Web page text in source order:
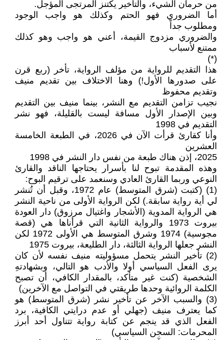
من حرمان الشيء، والتأخير يكتنز المرتجى المؤجل.
أما الضروري فهو الحتم وكذلك هو واجب الوجود
ومطلوب جداً
والضروري مزدوج القيمة، أعني هو واجب وهو كذلك
ممتنع لأسباب
(*)
هذا التقديم للرواية من مؤلف الرواية، تأخر (ربع قرن
على صدورها الأول!) وهنا الاختلاف بين تقديم منيف
وتقديم محفوظ
نجيب تزامن التقديم مع النشر، بينما منيف بين التقديم
وبين الإصدار الأول مسافة ليست بالقليلة، فهو نشر
التقديم في 1998
وأنا كقارئ قرأت الآن في 2026، في الطبعة الخامسة
العشرين
2025، إذن هناك طبعة من نفس دار النشر في 1998
وهذه المقدمة تبوح لنا بأسرار يحتاجها الناقد والقارئ
النوعي وربما القارئ العادي وسنعمد على ترقيم البوح:
(1) (كتبت (شرق المتوسط) عام 1972، وقبل أن تُنشر
لي أية رواية سابقة.) لكن الرواية الأولى من ناحية النشر
هي الرواية المدوية (الأشجار واغتيال مرزوق) دار العودة
بيروت 1973 والرواية الثانية التي قرأناها هي (قصة
مجوسية) 1974 وشرق المتوسط هي الأولى 1972 لكن
النشر جعلها الرواية الثالثة، دار الطليعة، بيروت 1975
(2) تأخير النشر يتحمل مسؤوليته منيف نفسه لأن كان
يرى الفعل السياسي أولا والأدب هو التالي، وبشهادتهِ
الشخصية (كنت غير متأكد، بالمقدار الكافي، أن تصبح
الكلمة الروائية وحدها طريقتي في التواصل مع الآخرين)
(3) والسبب الآخر عن تأخير نشر (شرق المتوسط) هو
كما يعترف منيف (جهلي أو عدم درايتي الكافية، برد
الفعل الذي قد ينجم عن كتابة رواية تتناول أحد أبرز
المحرمات: السجن السياسي)